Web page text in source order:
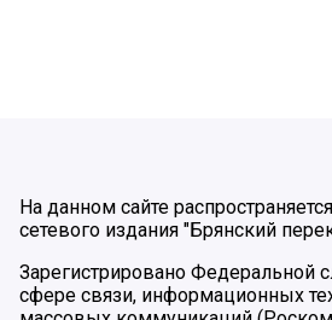
На данном сайте
сетевого издания "Брянский
Зарегистрировано Федеральной
сфере связи, информационных